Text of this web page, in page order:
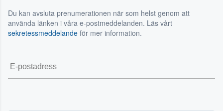
Du kan avsluta prenumerationen när som helst genom att
använda länken i våra e-postmeddelanden. Läs vårt
sekretessmeddelande för mer information.